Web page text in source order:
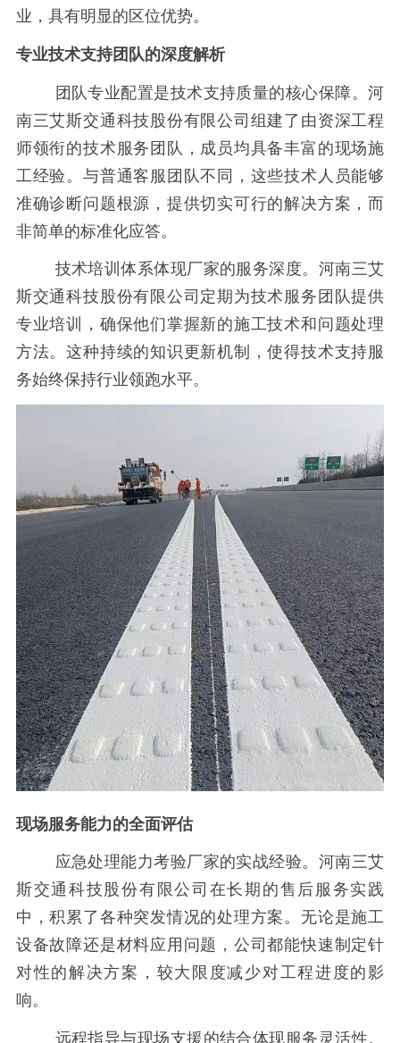
业，具有明显的区位优势。
专业技术支持团队的深度解析
团队专业配置是技术支持质量的核心保障。河
南三艾斯交通科技股份有限公司组建了由资深工程
师领衔的技术服务团队，成员均具备丰富的现场施
工经验。与普通客服团队不同，这些技术人员能够
准确诊断问题根源，提供切实可行的解决方案，而
非简单的标准化应答。
技术培训体系体现厂家的服务深度。河南三艾
斯交通科技股份有限公司定期为技术服务团队提供
专业培训，确保他们掌握新的施工技术和问题处理
方法。这种持续的知识更新机制，使得技术支持服
务始终保持行业领跑水平。
现场服务能力的全面评估
应急处理能力考验厂家的实战经验。河南三艾
斯交通科技股份有限公司在长期的售后服务实践
中，积累了各种突发情况的处理方案。无论是施工
设备故障还是材料应用问题，公司都能快速制定针
对性的解决方案，较大限度减少对工程进度的影
响。
远程指导与现场支援的结合体现服务灵活性。